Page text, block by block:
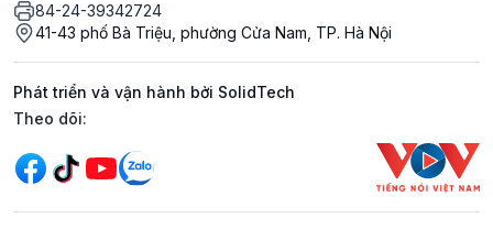
84-24-39342724
41-43 phố Bà Triệu, phường Cửa Nam, TP. Hà Nội
Phát triển và vận hành bởi SolidTech
Mạng xã hội
Theo dõi: